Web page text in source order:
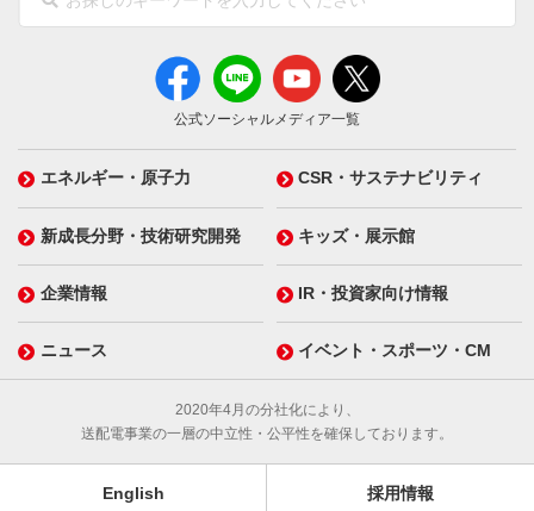
公式ソーシャルメディア一覧
エネルギー・原子力 CSR・サステナビリティ
新成長分野・技術研究開発 キッズ・展示館
企業情報 IR・投資家向け情報
ニュース イベント・スポーツ・CM
2020年4月の分社化により、
送配電事業の一層の中立性・公平性を確保しております。
English 採用情報